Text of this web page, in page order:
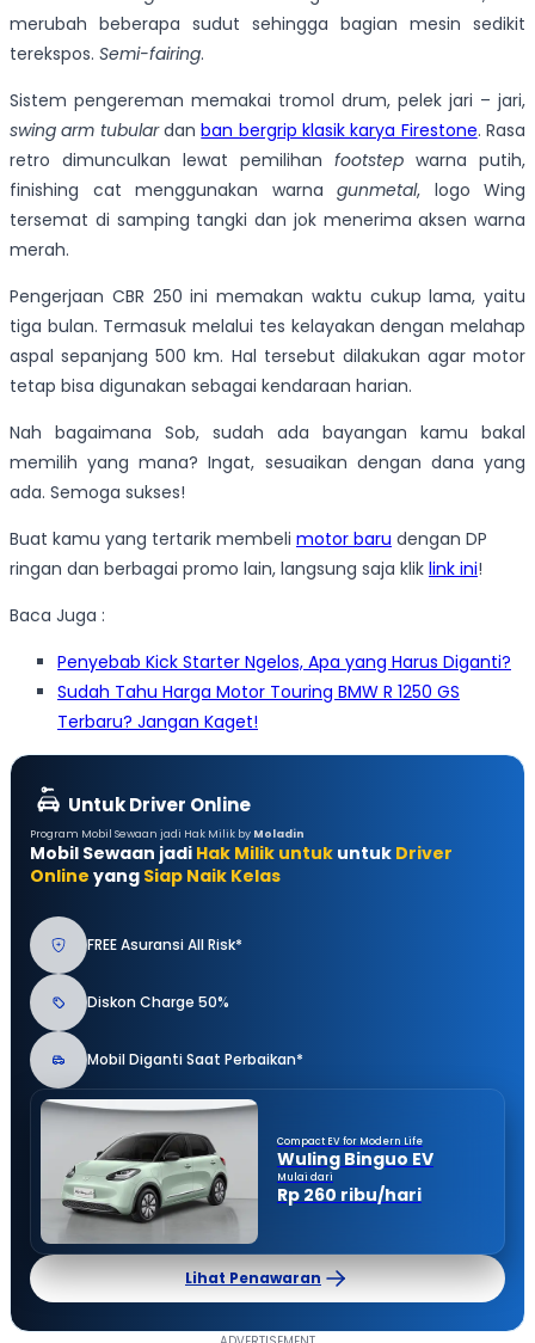
merubah beberapa sudut sehingga bagian mesin sedikit
terekspos. Semi-fairing.
Sistem pengereman memakai tromol drum, pelek jari – jari,
swing arm tubulardanban bergrip klasik karya Firestone. Rasa
retro dimunculkan lewat pemilihan footstep warna putih,
finishing cat menggunakan warna gunmetal, logo Wing
tersemat di samping tangki dan jok menerima aksen warna
merah.
Pengerjaan CBR 250 ini memakan waktu cukup lama, yaitu
tiga bulan. Termasuk melalui tes kelayakan dengan melahap
aspal sepanjang 500 km. Hal tersebut dilakukan agar motor
tetap bisa digunakan sebagai kendaraan harian.
Nah bagaimana Sob, sudah ada bayangan kamu bakal
memilih yang mana? Ingat, sesuaikan dengan dana yang
ada. Semoga sukses!
Buat kamu yang tertarik membeli motor baru dengan DP
ringan dan berbagai promo lain, langsung saja klik link ini!
Baca Juga :
Penyebab Kick Starter Ngelos, Apa yang Harus Diganti?
Sudah Tahu Harga Motor Touring BMW R 1250 GS
Terbaru? Jangan Kaget!
Untuk Driver Online
Program Mobil Sewaan jadi Hak Milik by Moladin
Mobil Sewaan jadi Hak Milik untuk untuk Driver
Online yang Siap Naik Kelas
FREE Asuransi All Risk*
Diskon Charge 50%
Mobil Diganti Saat Perbaikan*
Compact EV for Modern Life
Wuling Binguo EV
Mulai dari
Rp 260 ribu/hari
Lihat Penawaran